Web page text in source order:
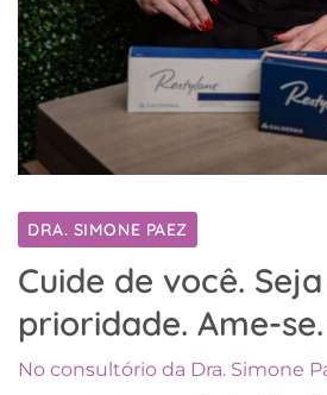
DRA. SIMONE PAEZ
Cuide de você.
prioridade. Ame-se.
No consultório da Dra. Simone